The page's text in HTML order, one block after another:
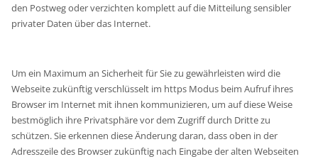
den Postweg oder verzichten komplett auf die Mitteilung sensibler
privater Daten über das Internet.
Um ein Maximum an Sicherheit für Sie zu gewährleisten wird die
Webseite zukünftig verschlüsselt im https Modus beim Aufruf ihres
Browser im Internet mit ihnen kommunizieren, um auf diese Weise
bestmöglich ihre Privatsphäre vor dem Zugriff durch Dritte zu
schützen. Sie erkennen diese Änderung daran, dass oben in der
Adresszeile des Browser zukünftig nach Eingabe der alten Webseiten